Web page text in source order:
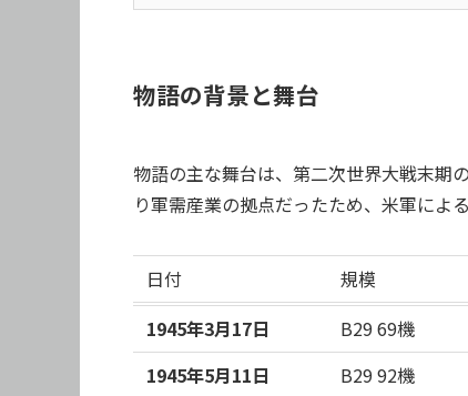
物語の背景と舞台
物語の主な舞台は、第二次世界大戦末期
り軍需産業の拠点だったため、米軍によ
日付 規模
1945年3月17日
B29 69機
1945年5月11日
B29 92機